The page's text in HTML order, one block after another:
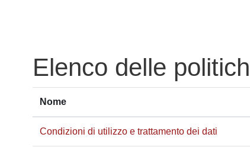
Elenco delle
Nome
Condizioni di utilizzo e trattamento dei dati